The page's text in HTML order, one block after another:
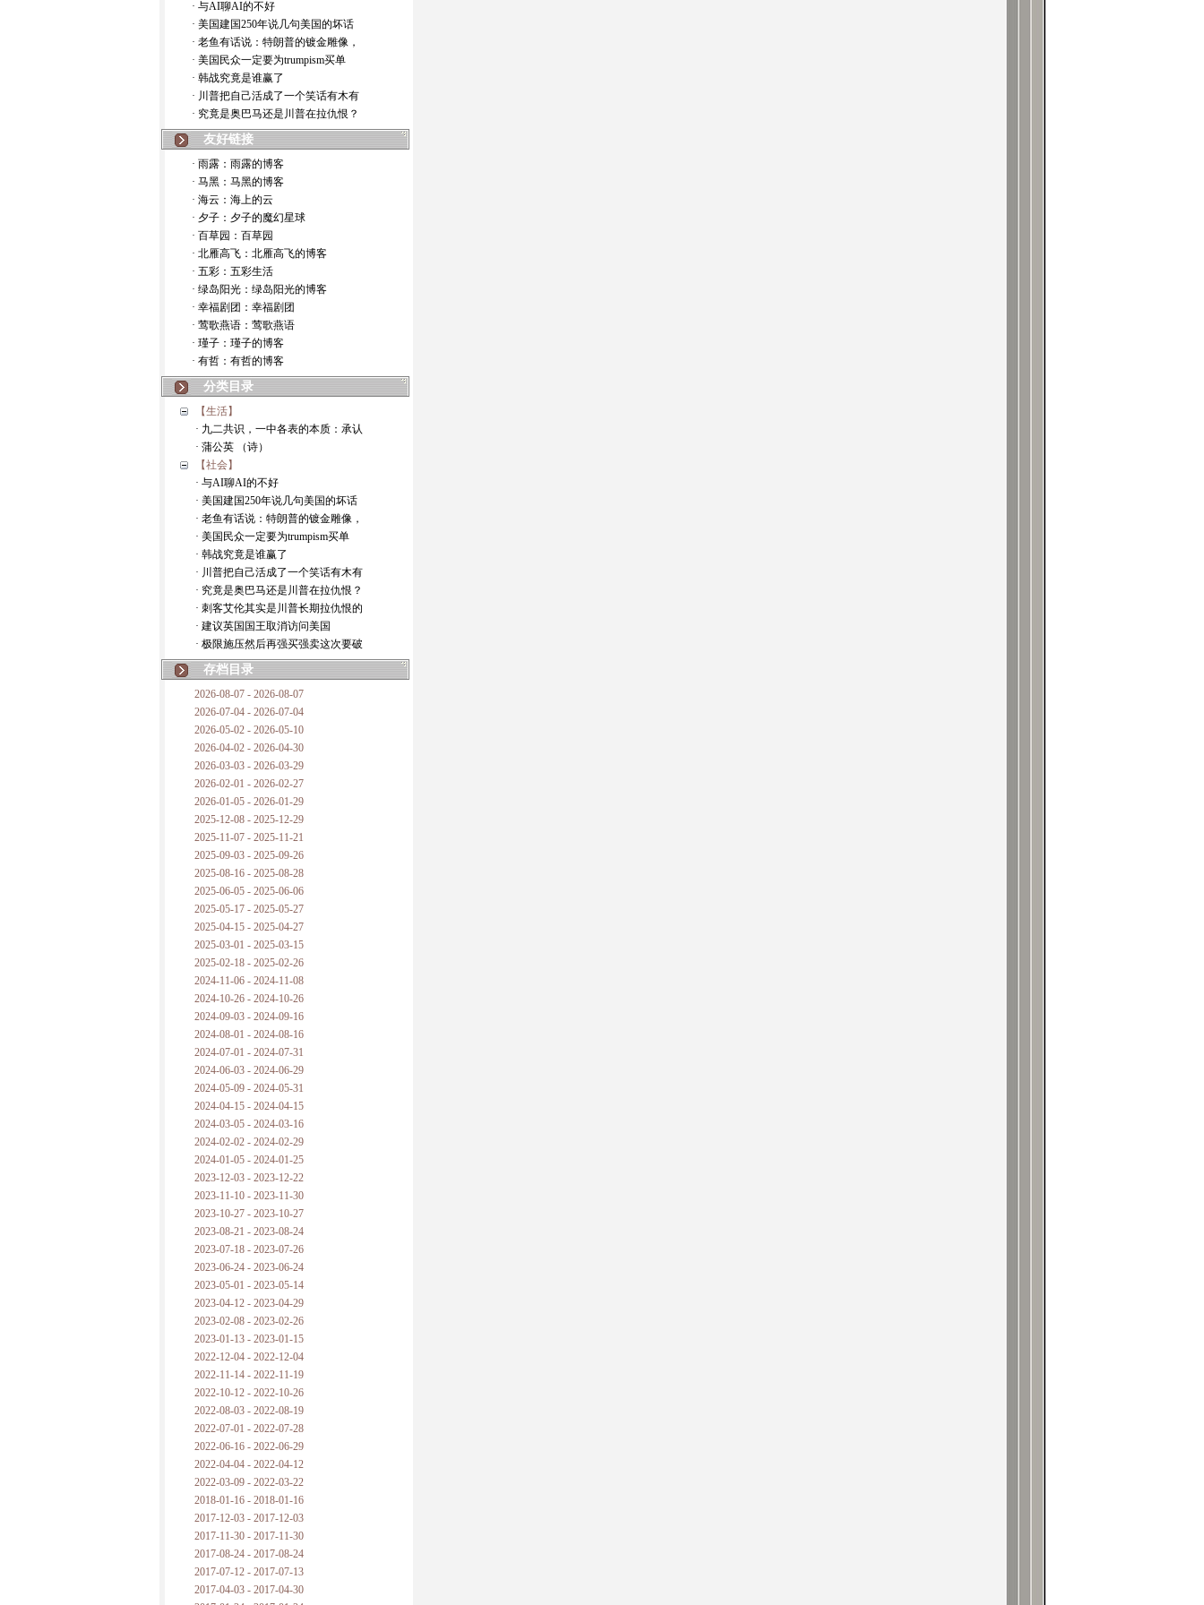
· 与AI聊AI的不好
· 美国建国250年说几句美国的坏话
· 老鱼有话说：特朗普的镀金雕像，
· 美国民众一定要为trumpism买单
· 韩战究竟是谁赢了
· 川普把自己活成了一个笑话有木有
· 究竟是奥巴马还是川普在拉仇恨？
友好链接
· 雨露：雨露的博客
· 马黑：马黑的博客
· 海云：海上的云
· 夕子：夕子的魔幻星球
· 百草园：百草园
· 北雁高飞：北雁高飞的博客
· 五彩：五彩生活
· 绿岛阳光：绿岛阳光的博客
· 幸福剧团：幸福剧团
· 莺歌燕语：莺歌燕语
· 瑾子：瑾子的博客
· 有哲：有哲的博客
分类目录
【生活】
· 九二共识，一中各表的本质：承认
· 蒲公英 （诗）
【社会】
· 与AI聊AI的不好
· 美国建国250年说几句美国的坏话
· 老鱼有话说：特朗普的镀金雕像，
· 美国民众一定要为trumpism买单
· 韩战究竟是谁赢了
· 川普把自己活成了一个笑话有木有
· 究竟是奥巴马还是川普在拉仇恨？
· 刺客艾伦其实是川普长期拉仇恨的
· 建议英国国王取消访问美国
· 极限施压然后再强买强卖这次要破
存档目录
2026-08-07 - 2026-08-07
2026-07-04 - 2026-07-04
2026-05-02 - 2026-05-10
2026-04-02 - 2026-04-30
2026-03-03 - 2026-03-29
2026-02-01 - 2026-02-27
2026-01-05 - 2026-01-29
2025-12-08 - 2025-12-29
2025-11-07 - 2025-11-21
2025-09-03 - 2025-09-26
2025-08-16 - 2025-08-28
2025-06-05 - 2025-06-06
2025-05-17 - 2025-05-27
2025-04-15 - 2025-04-27
2025-03-01 - 2025-03-15
2025-02-18 - 2025-02-26
2024-11-06 - 2024-11-08
2024-10-26 - 2024-10-26
2024-09-03 - 2024-09-16
2024-08-01 - 2024-08-16
2024-07-01 - 2024-07-31
2024-06-03 - 2024-06-29
2024-05-09 - 2024-05-31
2024-04-15 - 2024-04-15
2024-03-05 - 2024-03-16
2024-02-02 - 2024-02-29
2024-01-05 - 2024-01-25
2023-12-03 - 2023-12-22
2023-11-10 - 2023-11-30
2023-10-27 - 2023-10-27
2023-08-21 - 2023-08-24
2023-07-18 - 2023-07-26
2023-06-24 - 2023-06-24
2023-05-01 - 2023-05-14
2023-04-12 - 2023-04-29
2023-02-08 - 2023-02-26
2023-01-13 - 2023-01-15
2022-12-04 - 2022-12-04
2022-11-14 - 2022-11-19
2022-10-12 - 2022-10-26
2022-08-03 - 2022-08-19
2022-07-01 - 2022-07-28
2022-06-16 - 2022-06-29
2022-04-04 - 2022-04-12
2022-03-09 - 2022-03-22
2018-01-16 - 2018-01-16
2017-12-03 - 2017-12-03
2017-11-30 - 2017-11-30
2017-08-24 - 2017-08-24
2017-07-12 - 2017-07-13
2017-04-03 - 2017-04-30